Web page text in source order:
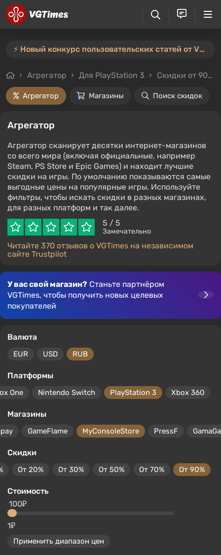
⚡️ Новый конкурс пользовательских статей от VGTimes — участвуйте тут ⚡️
Агрегатор Для PlayStation 3 Скидки от 90%
Агрегатор Магазины Поиск скидок
Агрегатор
Агрегатор сканирует десятки интернет-магазинов
со всего мира (включая официальные, например
Steam, PS Store и Epic Games) и находит лучшие
скидки на игры. По умолчанию показываются самые
выгодные цены на популярные игры. Используйте
фильтры, чтобы искать скидки в разных магазинах,
для разных платформ и так далее.
5 / 5
Замечательно
Читайте 370 отзывов о VGTimes на независимом
сайте Trustpilot
У вас свой магазин? Станьте партнёром
VGTimes, чтобы получить новых целевых
покупателей
Валюта
EUR USD RUB
Платформы
One Nintendo Switch PlayStation 3 Xbox 360
Магазины
GameFlame MyConsoleStore PressF
Скидки
От 20% От 30% От 50% От 70% От 90%
Стоимость
1₽
100₽
Применить диапазон цен